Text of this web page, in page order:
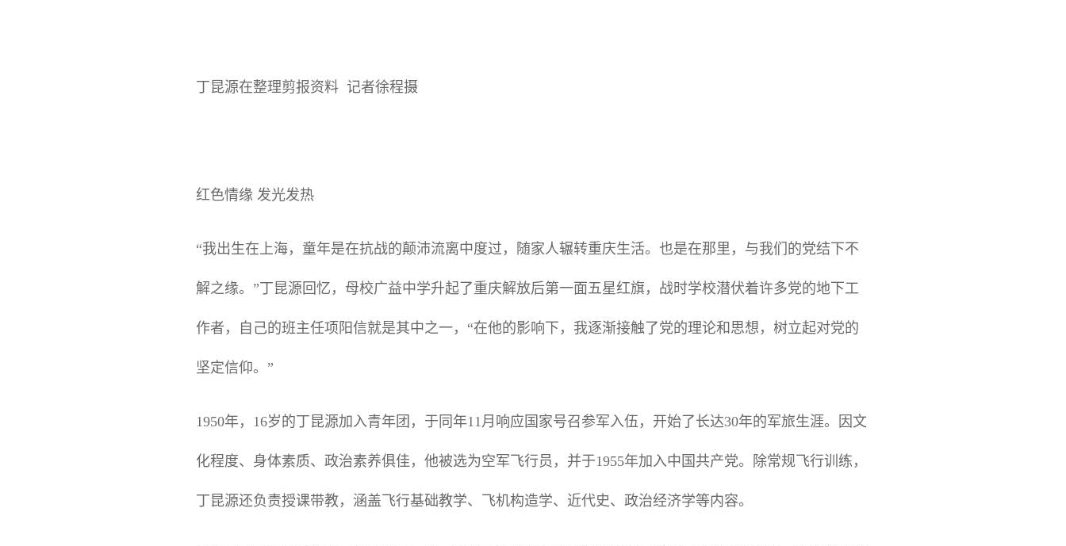
丁昆源在整理剪报资料 记者徐程摄
红色情缘 发光发热
“我出生在上海，童年是在抗战的颠沛流离中度过，随家人辗转重庆生活。也是在那里，与我们的党结下不
解之缘。”丁昆源回忆，母校广益中学升起了重庆解放后第一面五星红旗，战时学校潜伏着许多党的地下工
作者，自己的班主任项阳信就是其中之一，“在他的影响下，我逐渐接触了党的理论和思想，树立起对党的
坚定信仰。”
1950年，16岁的丁昆源加入青年团，于同年11月响应国家号召参军入伍，开始了长达30年的军旅生涯。因文
化程度、身体素质、政治素养俱佳，他被选为空军飞行员，并于1955年加入中国共产党。除常规飞行训练，
丁昆源还负责授课带教，涵盖飞行基础教学、飞机构造学、近代史、政治经济学等内容。